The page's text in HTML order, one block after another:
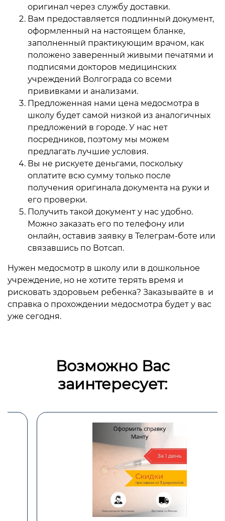
оригинал через службу доставки.
Вам предоставляется подлинный документ,
оформленный на настоящем бланке,
заполненный практикующим врачом, как
положено заверенный живыми печатями и
подписями докторов медицинских
учреждений Волгограда со всеми
прививками и анализами.
Предложенная нами цена медосмотра в
школу будет самой низкой из аналогичных
предложений в городе. У нас нет
посредников, поэтому мы можем
предлагать лучшие условия.
Вы не рискуете деньгами, поскольку
оплатите всю сумму только после
получения оригинала документа на руки и
его проверки.
Получить такой документ у нас удобно.
Можно заказать его по телефону или
онлайн, оставив заявку в Телеграм-боте или
связавшись по Вотсап.
Нужен медосмотр в школу или в дошкольное
учреждение, но не хотите терять время и
рисковать здоровьем ребенка? Заказывайте в и
справка о прохождении медосмотра будет у вас
уже сегодня.
Возможно Вас
заинтересует: